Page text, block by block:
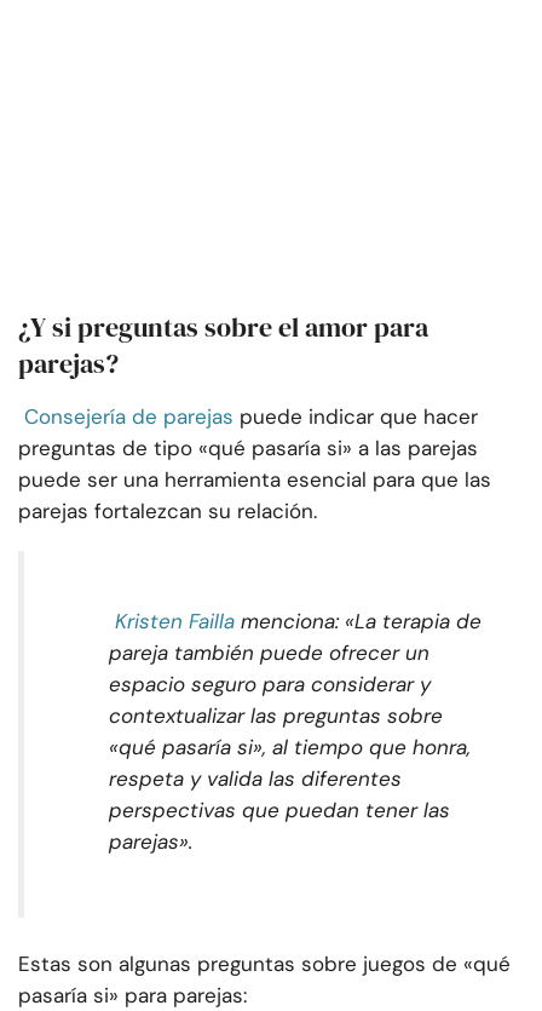
¿Y si preguntas sobre el amor para
parejas?
Consejería de parejas puede indicar que hacer
preguntas de tipo «qué pasaría si» a las parejas
puede ser una herramienta esencial para que las
parejas fortalezcan su relación.
Kristen Failla menciona: «La terapia de
pareja también puede ofrecer un
espacio seguro para considerar y
contextualizar las preguntas sobre
«qué pasaría si», al tiempo que honra,
respeta y valida las diferentes
perspectivas que puedan tener las
parejas».
Estas son algunas preguntas sobre juegos de «qué
pasaría si» para parejas: